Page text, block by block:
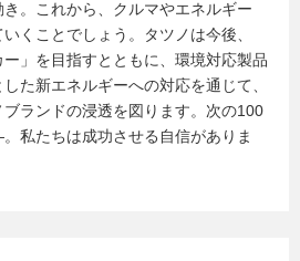
。これから、クルマやエネルギー
くことでしょう。タツノは今後、
ー」を目指すとともに、環境対応製品
た新エネルギーへの対応を通じて、
ランドの浸透を図ります。次の100
私たちは成功させる自信がありま